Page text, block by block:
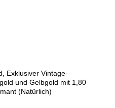
Exklusiver Vintage-
und Gelbgold mit 1,80
tw. Diamant (Natürlich)